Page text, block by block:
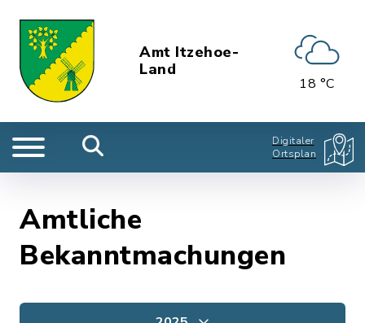
Amt Itzehoe-
Land
18 °C
Digitaler
Ortsplan
Amtliche
Bekanntmachungen